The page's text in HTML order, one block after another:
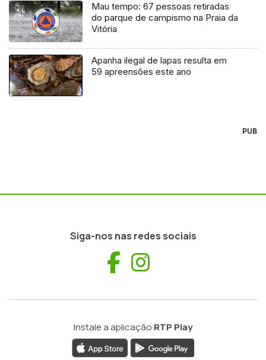
Mau tempo: 67 pessoas retiradas
do parque de campismo na Praia da
Vitória
Apanha ilegal de lapas resulta em
59 apreensões este ano
PUB
Siga-nos nas redes sociais
Facebook
Instale a aplicação RTP Play